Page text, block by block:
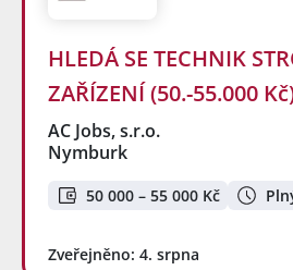
HLEDÁ SE TECHNIK
ZAŘÍZENÍ (50.-55.000
AC Jobs, s.r.o.
Nymburk
50 000 – 55 000 Kč
Zveřejněno: 4. srpna